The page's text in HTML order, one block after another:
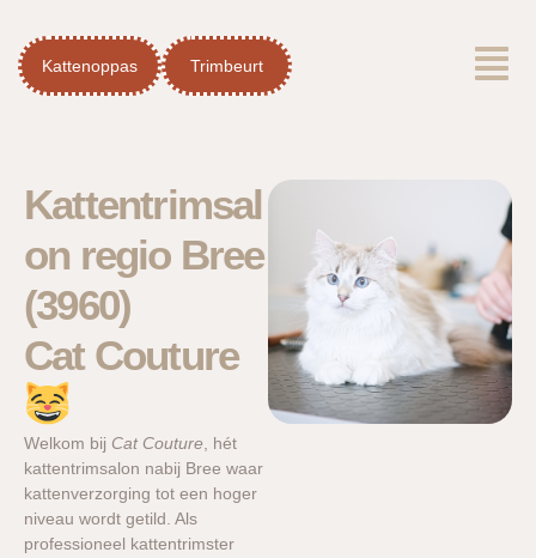
naar
de
inhoud
Kattenoppas Trimbeurt
Menu
Kattentrimsal
on regio Bree
(3960)
Cat Couture
Welkom bij Cat Couture , hét
kattentrimsalon nabij Bree waar
kattenverzorging tot een hoger
niveau wordt getild. Als
professioneel kattentrimster